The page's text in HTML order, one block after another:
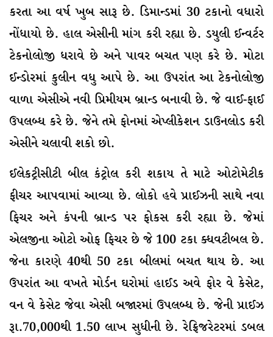
કરતા આ વર્ષ ખુબ સારૂ છે. ડિમાન્ડમાં 30 ટકાનો વધારો
નોંધાયો છે. હાલ એસીની માંગ કરી રહ્યા છે. ડયુલી ઈન્વર્ટર
ટેકનોલોજી ધરાવે છે અને પાવર બચત પણ કરે છે. મોટા
ઈન્ડોરમાં કુલીન વધુ આપે છે. આ ઉપરાંત આ ટેકનોલોજી
વાળા એસીએ નવી પ્રિમીયમ બ્રાન્ડ બનાવી છે. જે વાઈ-ફાઈ
ઉપલબ્ધ કરે છે. જેને તમે ફોનમાં એપ્લીકેશન ડાઉનલોડ કરી
એસીને ચલાવી શકો છો.
ઈલેકટ્રીસીટી બીલ કંટ્રોલ કરી શકાય તે માટે ઓટોમેટીક
ફીચર આપવામાં આવ્યા છે. લોકો હવે પ્રાઈઝની સાથે નવા
ફિચર અને કંપની બ્રાન્ડ પર ફોકસ કરી રહ્યા છે. જેમાં
એલજીના ઓટો ઓફ ફિચર છે જે 100 ટકા ક્ધવટીબલ છે.
જેના કારણે 40થી 50 ટકા બીલમાં બચત થાય છે. આ
ઉપરાંત આ વખતે મોર્ડન ઘરોમાં હાઈડ અવે ફોર વે કેસેટ,
વન વે કેસેટ જેવા એસી બજારમાં ઉપલબ્ધ છે. જેની પ્રાઈઝ
રૂા.70,000થી 1.50 લાખ સુધીની છે. રેફ્રિજરેટરમાં ડબલ